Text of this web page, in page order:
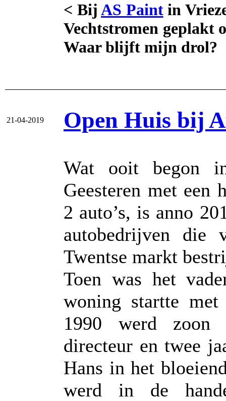
< BijAS Paintin
Vechtstromen geplakt
Waar blijft mijn drol?
21-04-2019 Open Huis bij
Wat ooit begon
Geesteren met een
2 auto’s, is anno
autobedrijven die
Twentse markt
Toen was het
woning startte met
1990 werd zoon
directeur en twee
Hans in het
werd in de